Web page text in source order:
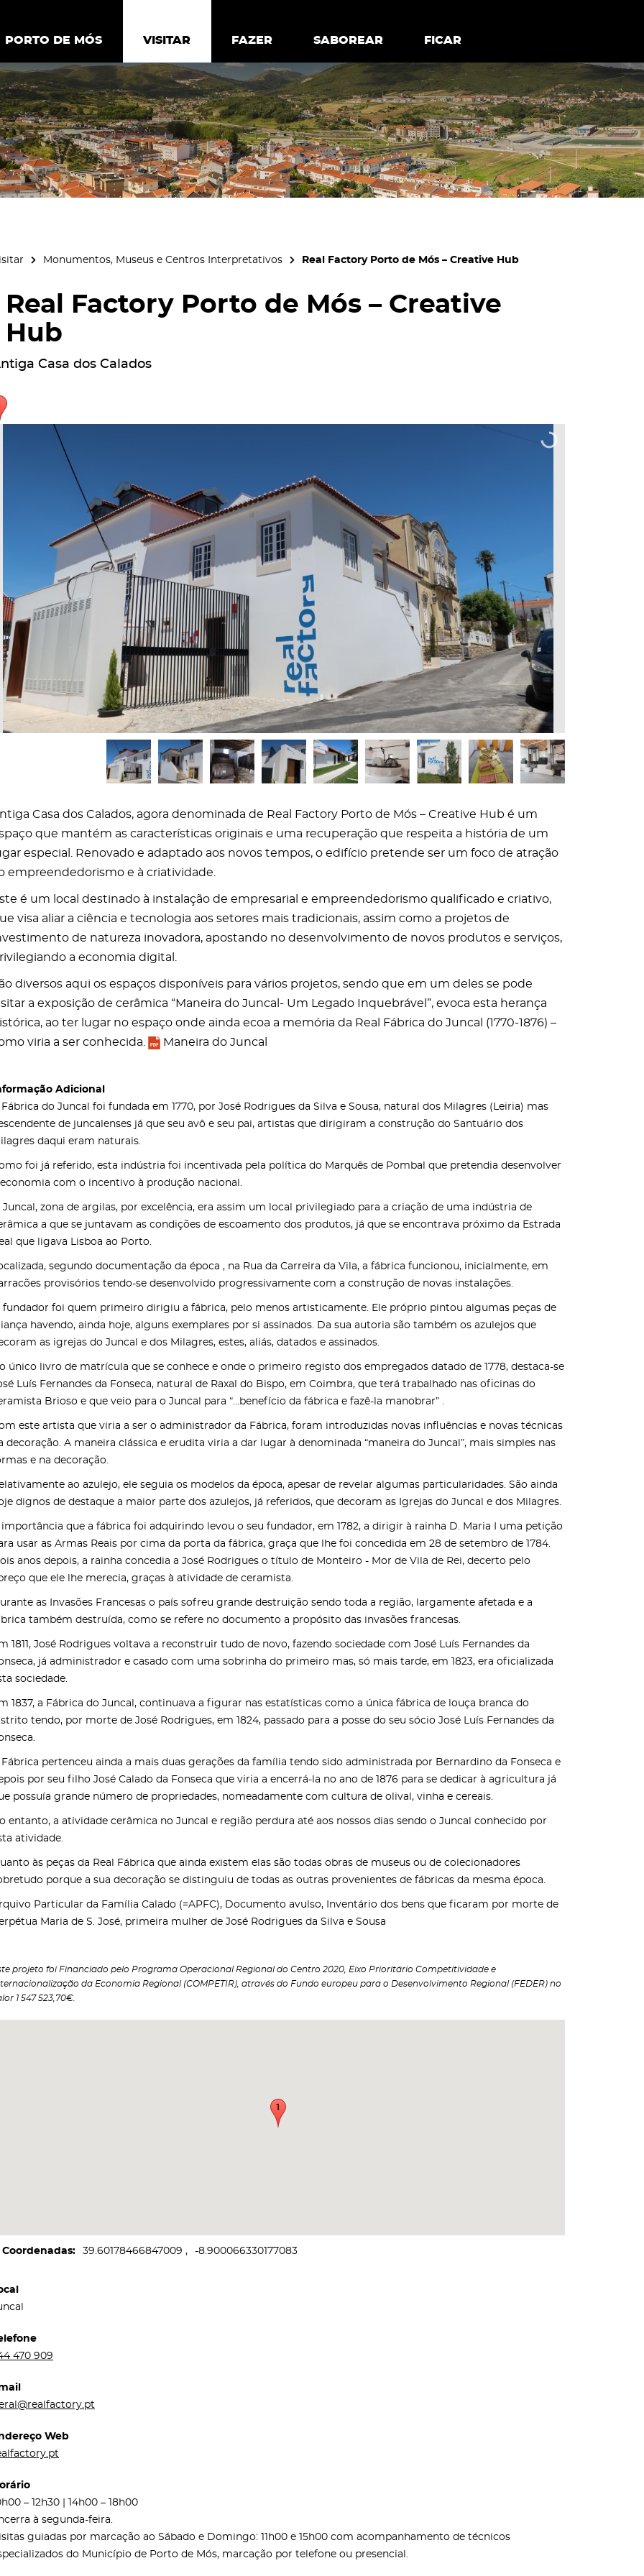
PORTO DE MÓS
VISITAR FAZER SABOREAR FICAR
PORTO DE MÓS VISITAR FAZER SABOREAR FICAR
Monumentos, Museus e Centros Interpretativos Real Factory Porto de Mós – Creative Hub
Real Factory Porto de Mós – Creative
Hub
Casa dos Calados
Casa dos Calados, agora denominada de Real Factory Porto de Mós – Creative Hub é um
que mantém as características originais e uma recuperação que respeita a história de um
especial. Renovado e adaptado aos novos tempos, o edifício pretende ser um foco de atração
empreendedorismo e à criatividade.
é um local destinado à instalação de empresarial e empreendedorismo qualificado e criativo,
visa aliar a ciência e tecnologia aos setores mais tradicionais, assim como a projetos de
de natureza inovadora, apostando no desenvolvimento de novos produtos e serviços,
a economia digital.
diversos aqui os espaços disponíveis para vários projetos, sendo que em um deles se pode
a exposição de cerâmica “Maneira do Juncal- Um Legado Inquebrável”, evoca esta herança
ao ter lugar no espaço onde ainda ecoa a memória da Real Fábrica do Juncal (1770-1876) –
viria a ser conhecida.
Maneira do Juncal
Adicional
Fábrica do Juncal foi fundada em 1770, por José Rodrigues da Silva e Sousa, natural dos Milagres (Leiria) mas
de juncalenses já que seu avô e seu pai, artistas que dirigiram a construção do Santuário dos
daqui eram naturais.
foi já referido, esta indústria foi incentivada pela política do Marquês de Pombal que pretendia desenvolver
com o incentivo à produção nacional.
Juncal, zona de argilas, por excelência, era assim um local privilegiado para a criação de uma indústria de
a que se juntavam as condições de escoamento dos produtos, já que se encontrava próximo da Estrada
que ligava Lisboa ao Porto.
segundo documentação da época , na Rua da Carreira da Vila, a fábrica funcionou, inicialmente, em
provisórios tendo-se desenvolvido progressivamente com a construção de novas instalações.
fundador foi quem primeiro dirigiu a fábrica, pelo menos artisticamente. Ele próprio pintou algumas peças de
havendo, ainda hoje, alguns exemplares por si assinados. Da sua autoria são também os azulejos que
as igrejas do Juncal e dos Milagres, estes, aliás, datados e assinados.
único livro de matrícula que se conhece e onde o primeiro registo dos empregados datado de 1778, destaca-se
Luís Fernandes da Fonseca, natural de Raxal do Bispo, em Coimbra, que terá trabalhado nas oficinas do
Brioso e que veio para o Juncal para “...benefício da fábrica e fazê-la manobrar” .
este artista que viria a ser o administrador da Fábrica, foram introduzidas novas influências e novas técnicas
decoração. A maneira clássica e erudita viria a dar lugar à denominada “maneira do Juncal”, mais simples nas
e na decoração.
ao azulejo, ele seguia os modelos da época, apesar de revelar algumas particularidades. São ainda
dignos de destaque a maior parte dos azulejos, já referidos, que decoram as Igrejas do Juncal e dos Milagres.
importância que a fábrica foi adquirindo levou o seu fundador, em 1782, a dirigir à rainha D. Maria I uma petição
usar as Armas Reais por cima da porta da fábrica, graça que lhe foi concedida em 28 de setembro de 1784.
anos depois, a rainha concedia a José Rodrigues o título de Monteiro - Mor de Vila de Rei, decerto pelo
que ele lhe merecia, graças à atividade de ceramista.
as Invasões Francesas o país sofreu grande destruição sendo toda a região, largamente afetada e a
também destruída, como se refere no documento a propósito das invasões francesas.
1811, José Rodrigues voltava a reconstruir tudo de novo, fazendo sociedade com José Luís Fernandes da
já administrador e casado com uma sobrinha do primeiro mas, só mais tarde, em 1823, era oficializada
sociedade.
1837, a Fábrica do Juncal, continuava a figurar nas estatísticas como a única fábrica de louça branca do
tendo, por morte de José Rodrigues, em 1824, passado para a posse do seu sócio José Luís Fernandes da
Fábrica pertenceu ainda a mais duas gerações da família tendo sido administrada por Bernardino da Fonseca e
por seu filho José Calado da Fonseca que viria a encerrá-la no ano de 1876 para se dedicar à agricultura já
possuía grande número de propriedades, nomeadamente com cultura de olival, vinha e cereais.
entanto, a atividade cerâmica no Juncal e região perdura até aos nossos dias sendo o Juncal conhecido por
atividade.
às peças da Real Fábrica que ainda existem elas são todas obras de museus ou de colecionadores
porque a sua decoração se distinguiu de todas as outras provenientes de fábricas da mesma época.
Particular da Família Calado (=APFC), Documento avulso, Inventário dos bens que ficaram por morte de
Maria de S. José, primeira mulher de José Rodrigues da Silva e Sousa
projeto foi Financiado pelo Programa Operacional Regional do Centro 2020, Eixo Prioritário Competitividade e
da Economia Regional (COMPETIR), através do Fundo europeu para o Desenvolvimento Regional (FEDER) no
1 547 523,70€.
Coordenadas 39.60178466847009 -8.900066330177083
470 909
Web
– 12h30 | 14h00 – 18h00
à segunda-feira.
guiadas por marcação ao Sábado e Domingo: 11h00 e 15h00 com acompanhamento de técnicos
do Município de Porto de Mós, marcação por telefone ou presencial.